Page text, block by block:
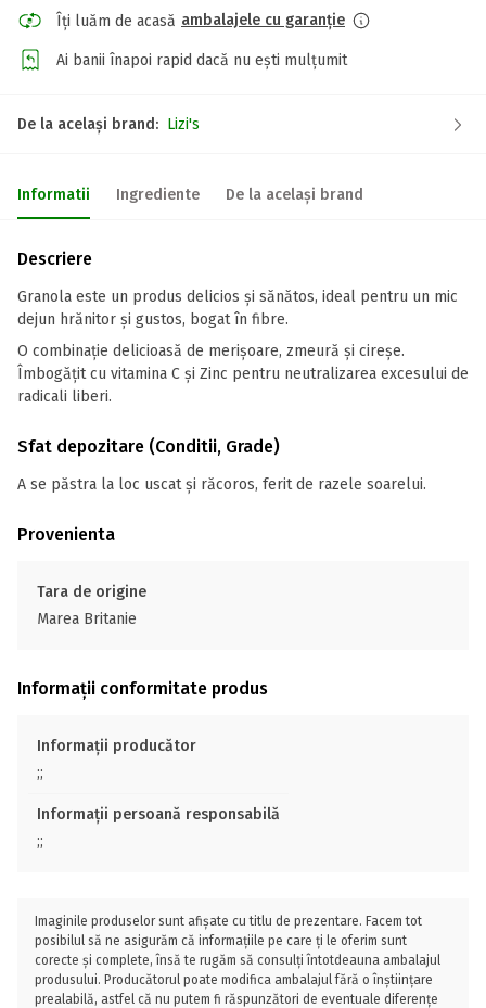
Îți luăm de acasă ambalajele cu garanție
Ai banii înapoi rapid dacă nu ești mulțumit
De la același brand: Lizi's
Informatii Ingrediente De la același brand
Descriere
Granola este un produs delicios și sănătos, ideal pentru un mic
dejun hrănitor și gustos, bogat în fibre.
O combinație delicioasă de merișoare, zmeură și cireșe.
Îmbogățit cu vitamina C și Zinc pentru neutralizarea excesului de
radicali liberi.
Sfat depozitare (Conditii, Grade)
A se păstra la loc uscat și răcoros, ferit de razele soarelui.
Provenienta
Tara de origine
Marea Britanie
Informații conformitate produs
Informații producător
;;
Informații persoană responsabilă
;;
Imaginile produselor sunt afișate cu titlu de prezentare. Facem tot
posibilul să ne asigurăm că informațiile pe care ți le oferim sunt
corecte și complete, însă te rugăm să consulți întotdeauna ambalajul
produsului. Producătorul poate modifica ambalajul fără o înștiințare
prealabilă, astfel că nu putem fi răspunzători de eventuale diferențe